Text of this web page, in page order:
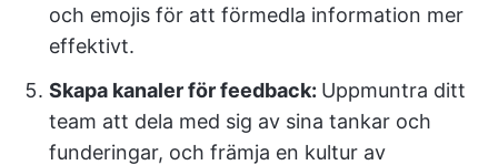
och emojis för att förmedla information mer
effektivt.
Skapa kanaler för feedback: Uppmuntra ditt
team att dela med sig av sina tankar och
funderingar, och främja en kultur av